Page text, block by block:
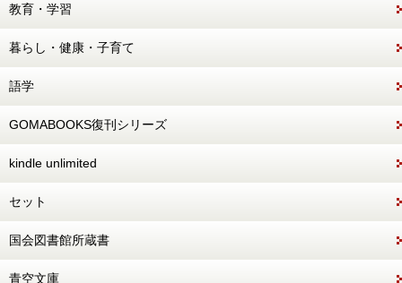
教育・学習
暮らし・健康・子育て
語学
GOMABOOKS復刊シリーズ
kindle unlimited
セット
国会図書館所蔵書
青空文庫